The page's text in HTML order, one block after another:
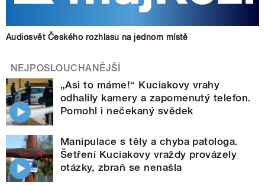
Audiosvět Českého rozhlasu na jednom místě
NEJPOSLOUCHANĚJŠÍ
„Asi to máme!“ Kuciakovy vrahy
odhalily kamery a zapomenutý telefon.
Pomohl i nečekaný svědek
Manipulace s těly a chyba patologa.
Šetření Kuciakovy vraždy provázely
otázky, zbraň se nenašla